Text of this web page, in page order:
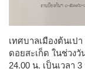
เทศบาลเมืองต้นเป
ดอยสะเก็ด ในช่วงวั
24.00 น. เป็นเวลา